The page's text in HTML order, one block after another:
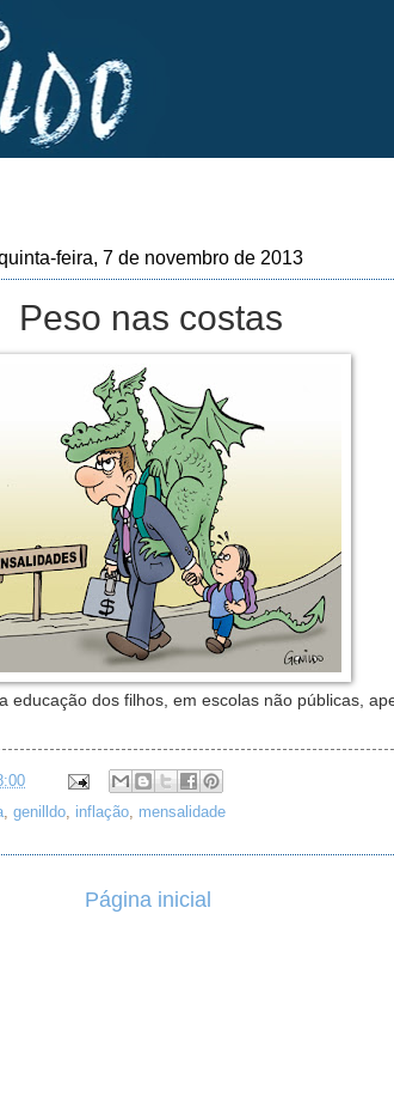
feira, 7 de novembro de 2013
Peso nas costas
educação dos filhos, em escolas não públicas,
, genilldo, inflação, mensalidade
Página inicial